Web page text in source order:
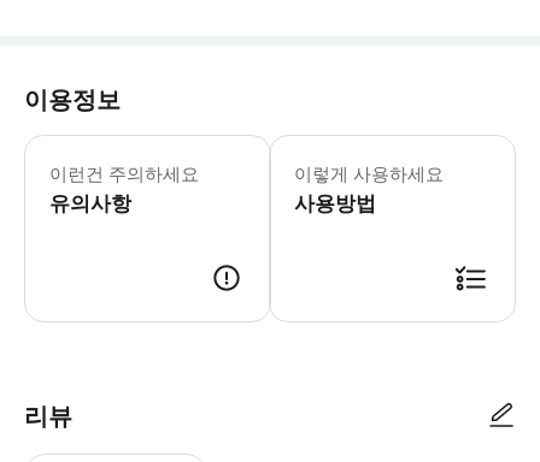
이용정보
이런건 주의하세요
유의사항
* 복장 관련: 옷 안에 수영복을 착용하
이렇게 사용하세요
사용방법
리뷰